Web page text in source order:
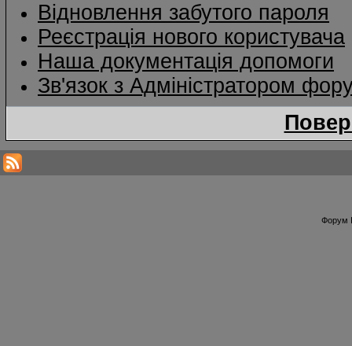
Відновлення забутого пароля
Реєстрація нового користувача
Наша документація допомоги
Зв'язок з Адміністратором
Форум